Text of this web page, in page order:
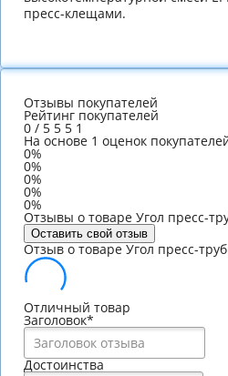
пресс-клещами.
Отзывы покупателей
Рейтинг покупателей
0 / 5 5 5 1
На основе 1 оценок
0%
0%
0%
0%
0%
Отзывы о товаре Угол пресс-
Оставить свой отзыв
Отзыв о товаре Угол пресс-
Отличный товар
Заголовок*
Достоинства